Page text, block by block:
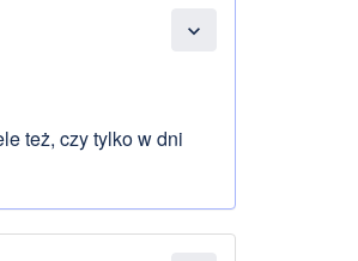
expand_more
też, czy tylko w dni